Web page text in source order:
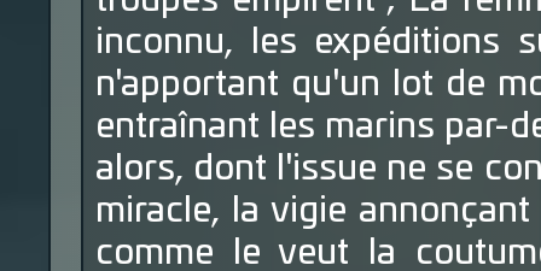
inconnu, les expéditions
n'apportant qu'un lot de
entraînant les marins par-
alors, dont l'issue ne se
miracle, la vigie
comme le veut la